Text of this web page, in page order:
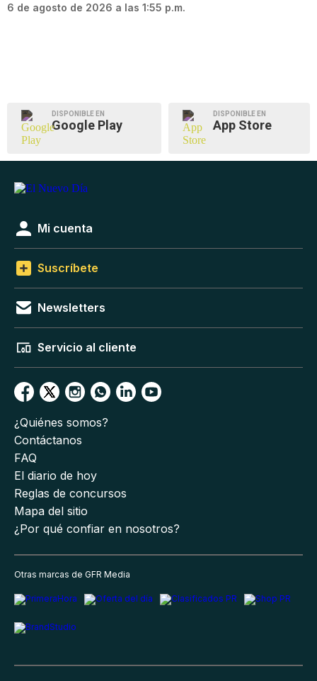
6 de agosto de 2026 a las 1:55 p.m.
DISPONIBLE EN
Google Play
DISPONIBLE EN
App Store
Mi cuenta
Suscríbete
Newsletters
Servicio al cliente
¿Quiénes somos?
Contáctanos
FAQ
El diario de hoy
Reglas de concursos
Mapa del sitio
¿Por qué confiar en nosotros?
Otras marcas de GFR Media